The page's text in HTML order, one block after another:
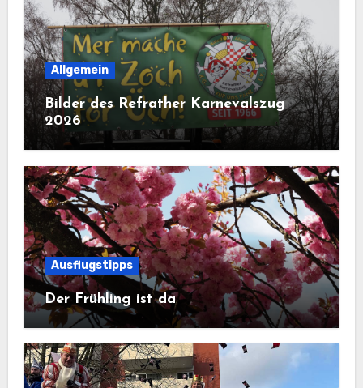
Allgemein
Bilder des Refrather Karnevalszug
2026
Ausflugstipps
Der Frühling ist da